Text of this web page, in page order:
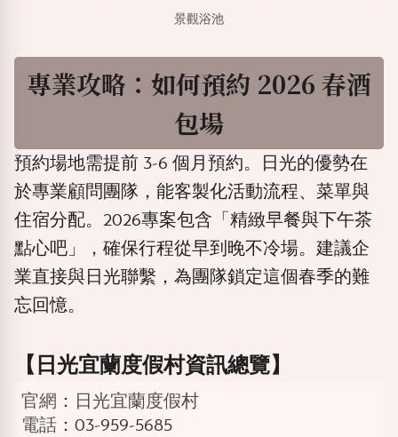
景觀浴池
專業攻略：如何預約 2026 春酒
包場
預約場地需提前 3-6 個月預約。日光的優勢在
於專業顧問團隊，能客製化活動流程、菜單與
住宿分配。2026專案包含「精緻早餐與下午茶
點心吧」，確保行程從早到晚不冷場。建議企
業直接與日光聯繫，為團隊鎖定這個春季的難
忘回憶。
【日光宜蘭度假村資訊總覽】
官網 ： 日光宜蘭度假村
電話 ：03-959-5685